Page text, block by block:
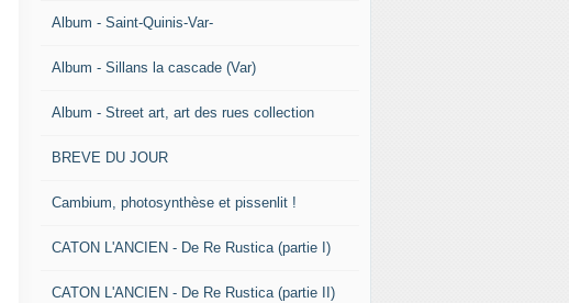
Album - Saint-Quinis-Var-
Album - Sillans la cascade (Var)
Album - Street art, art des rues collection
BREVE DU JOUR
Cambium, photosynthèse et pissenlit !
CATON L'ANCIEN - De Re Rustica (partie I)
CATON L'ANCIEN - De Re Rustica (partie II)